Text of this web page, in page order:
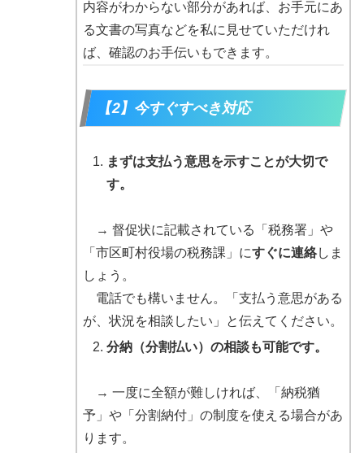
内容がわからない部分があれば、お手元にあ
る文書の写真などを私に見せていただけれ
ば、確認のお手伝いもできます。
【2】今すぐすべき対応
まずは支払う意思を示すことが大切で
す。
→ 督促状に記載されている「税務署」や
「市区町村役場の税務課」にすぐに連絡しま
しょう。
電話でも構いません。「支払う意思がある
が、状況を相談したい」と伝えてください。
分納（分割払い）の相談も可能です。
→ 一度に全額が難しければ、「納税猶
予」や「分割納付」の制度を使える場合があ
ります。